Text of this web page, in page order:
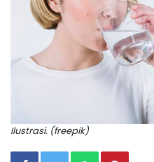
Ilustrasi. (freepik)